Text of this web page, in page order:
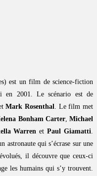
est un film de science-fiction
en 2001. Le scénario est de
Mark Rosenthal . Le film met
Bonham Carter,Michael
Warren etPaul Giamatti
astronaute qui s’écrase sur une
il découvre que ceux-ci
les humains qui s’y trouvent.